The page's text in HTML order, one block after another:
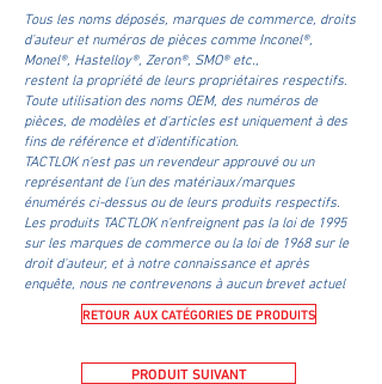
Tous les noms déposés, marques de commerce, droits
d'auteur et numéros de pièces comme Inconel®,
Monel®, Hastelloy®, Zeron®, SMO® etc.,
restent la propriété de leurs propriétaires respectifs.
Toute utilisation des noms OEM, des numéros de
pièces, de modèles et d'articles est uniquement à des
fins de référence et d'identification.
TACTLOK n'est pas un revendeur approuvé ou un
représentant de l'un des matériaux/marques
énumérés ci-dessus ou de leurs produits respectifs.
Les produits TACTLOK n'enfreignent pas la loi de 1995
sur les marques de commerce ou la loi de 1968 sur le
droit d'auteur, et à notre connaissance et après
enquête, nous ne contrevenons à aucun brevet actuel
RETOUR AUX CATÉGORIES DE PRODUITS
PRODUIT SUIVANT